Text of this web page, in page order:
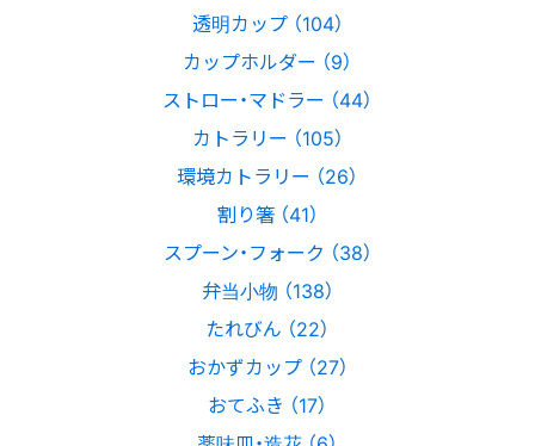
透明カップ （104）
カップホルダー （9）
ストロー・マドラー （44）
カトラリー （105）
環境カトラリー （26）
割り箸 （41）
スプーン・フォーク （38）
弁当小物 （138）
たれびん （22）
おかずカップ （27）
おてふき （17）